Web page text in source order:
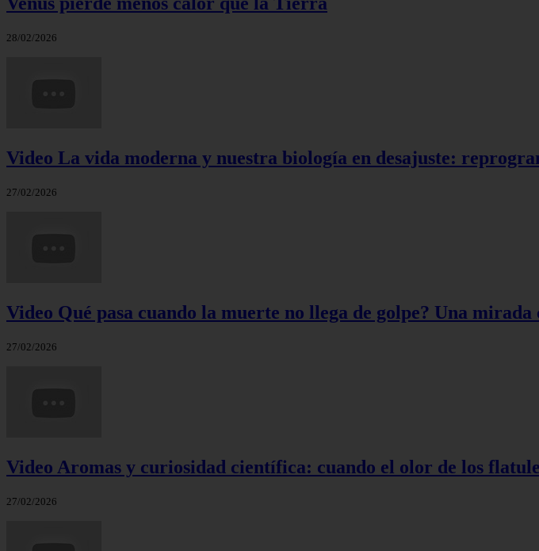
28/02/2026
Video La vida moderna y nuestra biología en desajuste:
27/02/2026
Video Qué pasa cuando la muerte no llega de golpe? Una
27/02/2026
Video Aromas y curiosidad científica: cuando el olor de los
27/02/2026